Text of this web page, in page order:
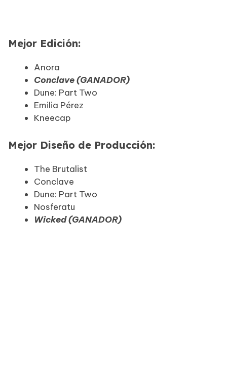
Mejor Edición:
Anora
Conclave (GANADOR)
Dune: Part Two
Emilia Pérez
Kneecap
Mejor Diseño de Producción:
The Brutalist
Conclave
Dune: Part Two
Nosferatu
Wicked (GANADOR)